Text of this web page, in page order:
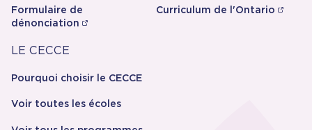
Formulaire de
dénonciation
Curriculum de l'Ontario
Carrière
LE CECCE
Pourquoi choisir le CECCE
Voir toutes les écoles